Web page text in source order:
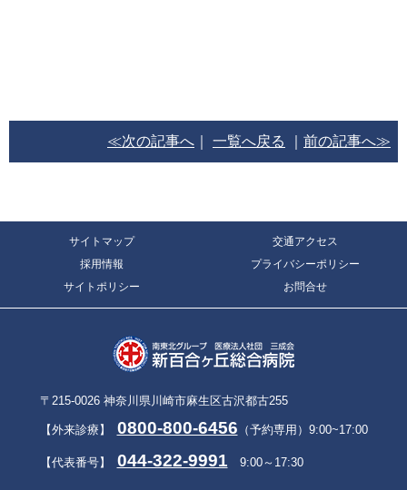
≪次の記事へ 一覧へ戻る 前の記事へ≫
サイトマップ 交通アクセス
採用情報 プライバシーポリシー
サイトポリシー お問合せ
〒215-0026 神奈川県川崎市麻生区古沢都古255
【外来診療】 0800-800-6456 （予約専用）9:00~17:00
【代表番号】 044-322-9991 9:00～17:30